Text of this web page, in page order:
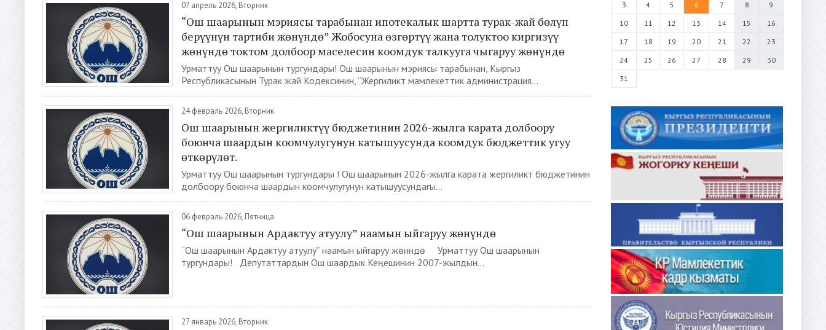
07 апрель 2026, Вторник
“Ош шаарынын мэриясы тарабынан ипотекалык шартта турак-жай бөлүп
берүүнүн тартиби жөнүндө” Жобосуна өзгөртүү жана толуктоо киргизүү
жөнүндө токтом долбоор маселесин коомдук талкууга чыгаруу жөнүндө
Урматтуу Ош шаарынын тургундары! Ош шаарынын мэриясы тарабынан, Кыргыз
Республикасынын Турак жай Кодексинин, “Жергиликтүү мамлекеттик администрация...
24 февраль 2026, Вторник
Ош шаарынын жергиликтүү бюджетинин 2026-жылга карата долбоору
боюнча шаардын коомчулугунун катышуусунда коомдук бюджеттик угуу
өткөрүлөт.
Урматтуу Ош шаарынын тургундары ! Ош шаарынын 2026-жылга карата жергиликтүү бюджетинин
долбоору боюнча шаардын коомчулугунун катышуусундагы...
06 февраль 2026, Пятница
“Ош шаарынын Ардактуу атуулу” наамын ыйгаруу жөнүндө
“Ош шаарынын Ардактуу атуулу” наамын ыйгаруу жөнүндө Урматтуу Ош шаарынын
тургундары! Депутаттардын Ош шаардык Кеңешинин 2007-жылдын...
27 январь 2026, Вторник
3
4 5 6 7 8
9
10
11 12 13 14 15
16
17
18 19 20 21 22
23
24
25 26 27 28 29
30
31